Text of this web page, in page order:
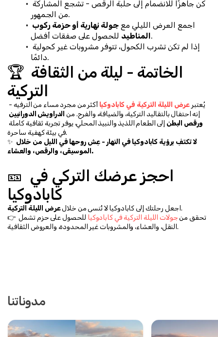
من الجمهور.
اجمع العرض الليلي مع
المناطيد للحصول على صفقات أفضل.
دائمًا.
🏆 الخاتمة - ليلة من الثقافة
التركية
يُعتبر عرض الليلة التركية في كابادوكيا
إنه احتفال بالتقاليد التركية، والضيافة، والفرح. من
ورقص البطن
في بيئة كهفية ساحرة.
✨
الموسيقى، والرقص، والعشاء.
🎫 احجز عرضك التركي في
كابادوكيا
اجعل رحلتك إلى كابادوكيا لا تُنسى من خلال عرض الليلة التركية
.
👉 تحقق من جولات الليلة التركية في كابادوكيا
النقل، والعشاء، والمشروبات غير المحدودة، والعروض الثقافية.
مدوناتنا